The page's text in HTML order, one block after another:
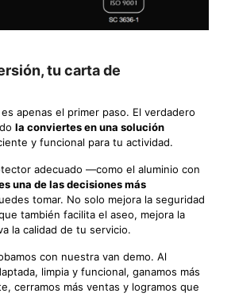
tu carta de
apenas el primer paso. El verdadero
la conviertes en una solución
y funcional para tu actividad.
adecuado —como el aluminio con
una de las decisiones más
tomar. No solo mejora la seguridad
también facilita el aseo, mejora la
la calidad de tu servicio.
con nuestra van demo. Al
limpia y funcional, ganamos más
cerramos más ventas y logramos que